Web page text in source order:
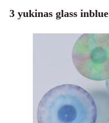
3 yukinas glass inblue